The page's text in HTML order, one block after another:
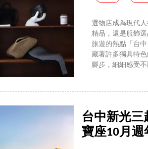
選物店成為現代
精品，還是服飾
旅遊的熱點「台
藏著許多獨具特
腳步，細細感受
台中新光三
寶座10月